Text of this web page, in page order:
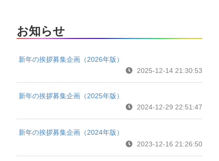
お知らせ
新年の挨拶募集企画（2026年版）
2025-12-14 21:30:53
新年の挨拶募集企画（2025年版）
2024-12-29 22:51:47
新年の挨拶募集企画（2024年版）
2023-12-16 21:26:50